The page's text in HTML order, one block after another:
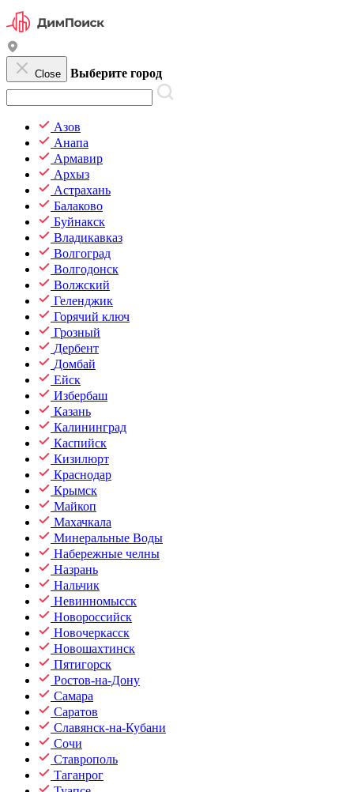
Close Выберите город
Азов
Анапа
Армавир
Архыз
Астрахань
Балаково
Буйнакск
Владикавказ
Волгоград
Волгодонск
Волжский
Геленджик
Горячий ключ
Грозный
Дербент
Домбай
Ейск
Избербаш
Казань
Калининград
Каспийск
Кизилюрт
Краснодар
Крымск
Майкоп
Махачкала
Минеральные Воды
Набережные челны
Назрань
Нальчик
Невинномысск
Новороссийск
Новочеркасск
Новошахтинск
Пятигорск
Ростов-на-Дону
Самара
Саратов
Славянск-на-Кубани
Сочи
Ставрополь
Таганрог